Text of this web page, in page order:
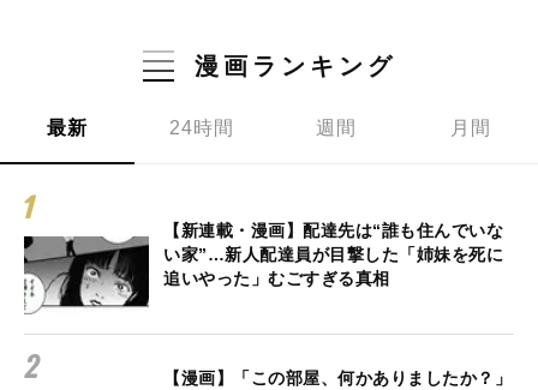
漫画ランキング
最新 24時間 週間 月間
【新連載・漫画】配達先は“誰も住んでいな
い家”…新人配達員が目撃した「姉妹を死に
追いやった」むごすぎる真相
【漫画】「この部屋、何かありましたか？」